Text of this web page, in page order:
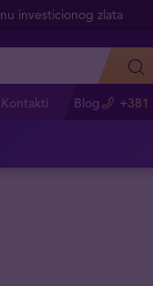
investicionog zlata
Kontakti Blog +381